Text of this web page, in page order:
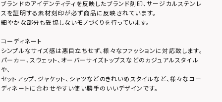
ブランドのアイデンティティを反映したブランド刻印、サージカルステンレ
スを証明する素材刻印が必ず商品に反映されています。
細やかな部分も妥協しないモノづくりを行っています。
コーディネート
シンプルなサイズ感は悪目立ちせず、様々なファッションに対応致します。
パーカー、スウェット、オーバーサイズトップスなどのカジュアルスタイル
や、
セットアップ、ジャケット、シャツなどのきれいめスタイルなど、様々なコー
ディネートに合わせやすい使い勝手のいいデザインです。